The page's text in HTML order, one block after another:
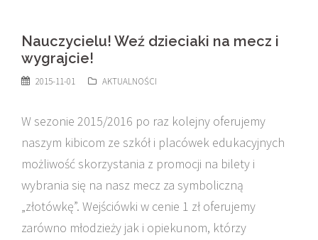
Nauczycielu! Weź dzieciaki na mecz i
wygrajcie!
2015-11-01 AKTUALNOŚCI
W sezonie 2015/2016 po raz kolejny oferujemy
naszym kibicom ze szkół i placówek edukacyjnych
możliwość skorzystania z promocji na bilety i
wybrania się na nasz mecz za symboliczną
„złotówkę”. Wejściówki w cenie 1 zł oferujemy
zarówno młodzieży jak i opiekunom, którzy